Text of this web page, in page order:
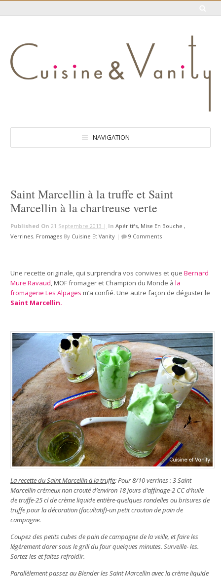
NAVIGATION
Saint Marcellin à la truffe et Saint
Marcellin à la chartreuse verte
Published On21 Septembre 2013 | In Apéritifs, Mise En Bouche ,
Verrines, Fromages By Cuisine Et Vanity | 9 Comments
Une recette originale, qui surprendra vos convives et queBernard
Mure Ravaud, MOF fromager et Champion du Monde àla
fromagerie Les Alpagesm’a confié. Une autre façon de déguster le
Saint Marcellin.
La recette du Saint Marcellin à la truffe: Pour 8/10 verrines : 3 Saint
Marcellin crémeux non crouté d’environ 18 jours d’affinage-2 CC d’huile
de truffe-25 cl de crème liquide entière-quelques rondelles ou brisures de
truffe pour la décoration (facultatif)-un petit crouton de pain de
campagne.
Coupez des petits cubes de pain de campagne de la veille, et faire les
légèrement dorer sous le grill du four quelques minutes. Surveille- les.
Sortez les et faites refroidir.
Parallèlement passez au Blender les Saint Marcellin avec la crème liquide